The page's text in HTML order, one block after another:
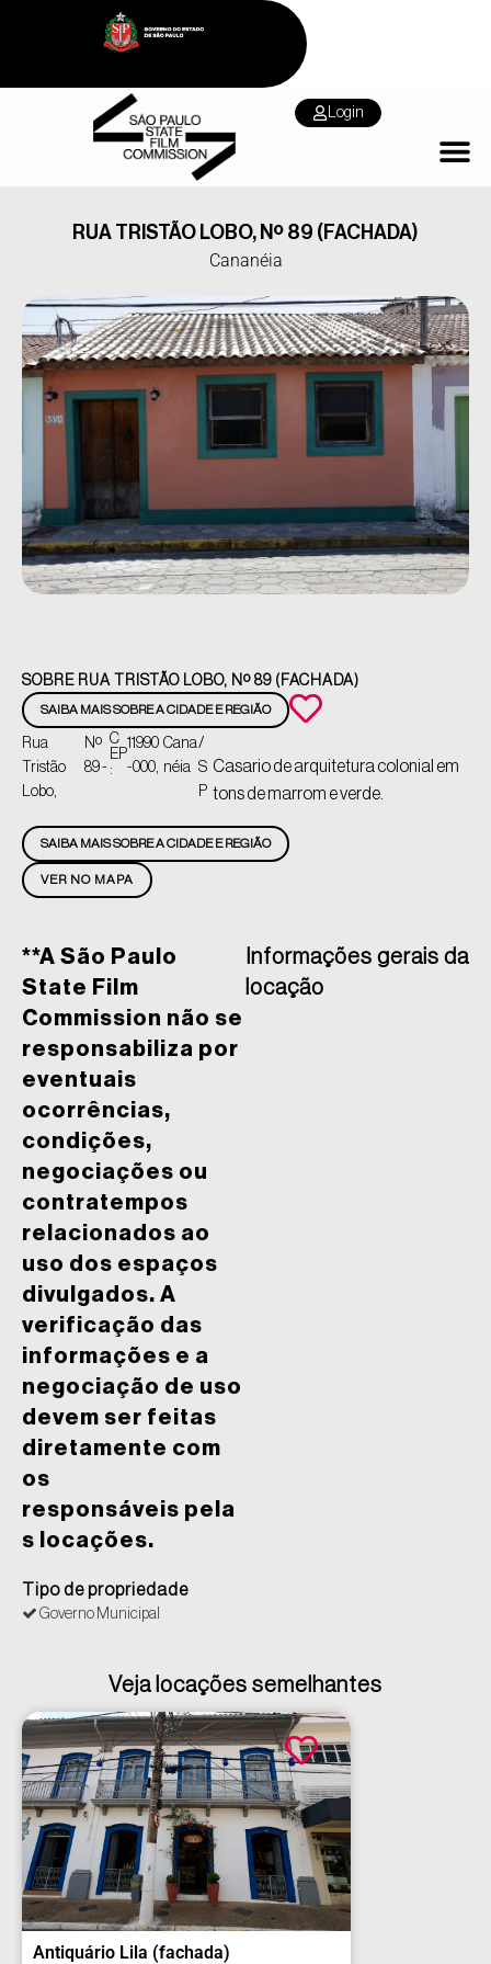
Login
RUA TRISTÃO LOBO, Nº 89 (FACHADA)
Cananéia
SOBRE RUA TRISTÃO LOBO, Nº 89 (FACHADA)
SAIBA MAIS SOBRE A CIDADE E REGIÃO
Rua
Tristão
Lobo,
Nº
89 -
C
EP
:
11990
-000,
Cana
néia
/
S
P
Casario de arquitetura colonial em
tons de marrom e verde.
VER NO MAPA
SAIBA MAIS SOBRE A CIDADE E REGIÃO
**A São Paulo
State Film
Commission não se
responsabiliza por
eventuais
ocorrências,
condições,
negociações ou
contratempos
relacionados ao
uso dos espaços
divulgados. A
verificação das
informações e a
negociação de uso
devem ser feitas
diretamente com
os
responsáveis pela
s locações.
Informações gerais da
locação
Tipo de propriedade
Governo Municipal
Veja locações semelhantes
Antiquário Lila (fachada)